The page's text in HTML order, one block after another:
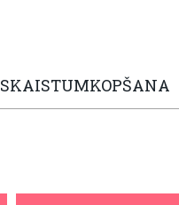
SKAISTUMKOPŠANA